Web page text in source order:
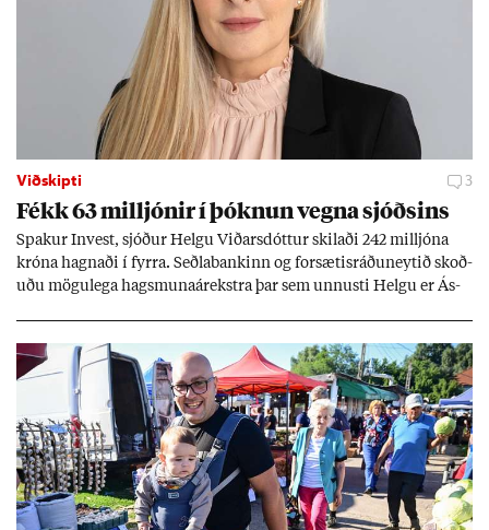
Viðskipti 3
Fékk 63 millj­ón­ir í þókn­un vegna sjóðs­ins
Spak­ur In­vest, sjóð­ur Helgu Við­ars­dótt­ur skil­aði 242 millj­óna
króna hagn­aði í fyrra. Seðla­bank­inn og for­sæt­is­ráðu­neyt­ið skoð­
uðu mögu­lega hags­muna­árekstra þar sem unnusti Helgu er Ás­